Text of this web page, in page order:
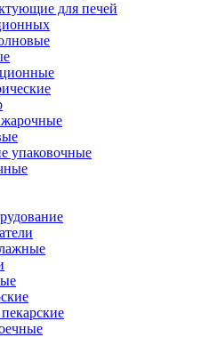
для печей
упаковочные